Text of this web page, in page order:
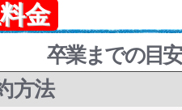
金
卒業までの目
方法